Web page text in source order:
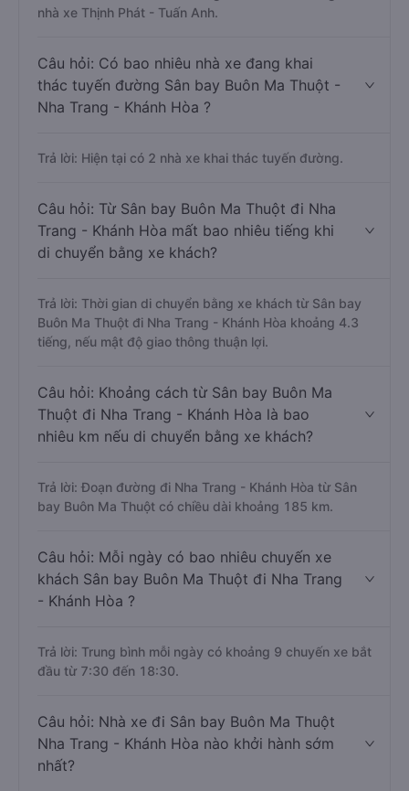
nhà xe Thịnh Phát - Tuấn Anh.
Câu hỏi: Có bao nhiêu nhà xe đang khai
thác tuyến đường Sân bay Buôn Ma Thuột -
Nha Trang - Khánh Hòa ?
Trả lời: Hiện tại có 2 nhà xe khai thác tuyến đường.
Câu hỏi: Từ Sân bay Buôn Ma Thuột đi Nha
Trang - Khánh Hòa mất bao nhiêu tiếng khi
di chuyển bằng xe khách?
Trả lời: Thời gian di chuyển bằng xe khách từ Sân bay
Buôn Ma Thuột đi Nha Trang - Khánh Hòa khoảng 4.3
tiếng, nếu mật độ giao thông thuận lợi.
Câu hỏi: Khoảng cách từ Sân bay Buôn Ma
Thuột đi Nha Trang - Khánh Hòa là bao
nhiêu km nếu di chuyển bằng xe khách?
Trả lời: Đoạn đường đi Nha Trang - Khánh Hòa từ Sân
bay Buôn Ma Thuột có chiều dài khoảng 185 km.
Câu hỏi: Mỗi ngày có bao nhiêu chuyến xe
khách Sân bay Buôn Ma Thuột đi Nha Trang
- Khánh Hòa ?
Trả lời: Trung bình mỗi ngày có khoảng 9 chuyến xe bắt
đầu từ 7:30 đến 18:30.
Câu hỏi: Nhà xe đi Sân bay Buôn Ma Thuột
Nha Trang - Khánh Hòa nào khởi hành sớm
nhất?